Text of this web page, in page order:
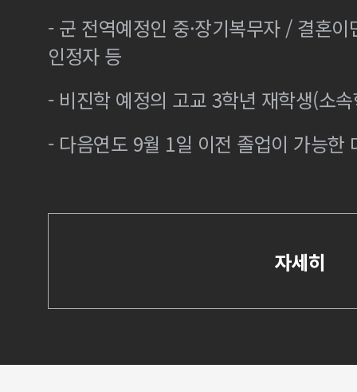
- 군 전역예정인 중·장기복무자 / 결혼
인정자 등
- 비진학 예정의 고교 3학년 재학생(소
- 다음연도 9월 1일 이전 졸업이 가능한
자세히